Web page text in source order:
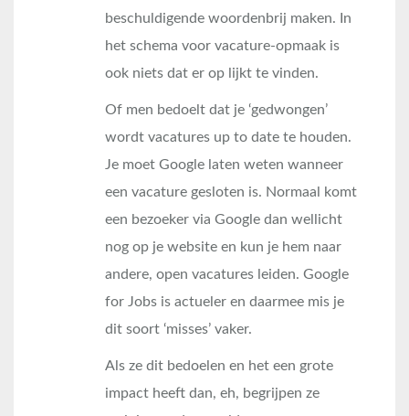
beschuldigende woordenbrij maken. In
het schema voor vacature-opmaak is
ook niets dat er op lijkt te vinden.
Of men bedoelt dat je ‘gedwongen’
wordt vacatures up to date te houden.
Je moet Google laten weten wanneer
een vacature gesloten is. Normaal komt
een bezoeker via Google dan wellicht
nog op je website en kun je hem naar
andere, open vacatures leiden. Google
for Jobs is actueler en daarmee mis je
dit soort ‘misses’ vaker.
Als ze dit bedoelen en het een grote
impact heeft dan, eh, begrijpen ze